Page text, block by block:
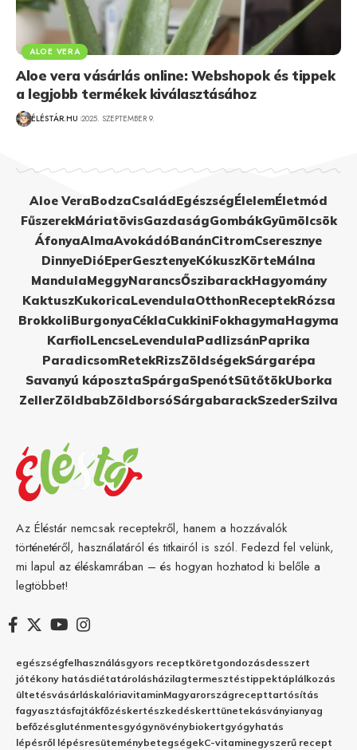
ALOE VERA
Aloe vera vásárlás online: Webshopok és tippek
a legjobb termékek kiválasztásához
ÉLÉSTÁR.HU 2025. SZEPTEMBER 9.
Aloe VeraBodzaCsaládEgészségÉlelemÉletmód
FűszerekMáriatövisGazdaságGombákGyümölcsök
ÁfonyaAlmaAvokádóBanánCitromCseresznye
DinnyeDióEperGesztenyeKókuszKörteMálna
MandulaMeggyNarancsŐszibarackHagyomány
KaktuszKukoricaLevendulaOtthonReceptekRózsa
BrokkoliBurgonyaCéklaCukkiniFokhagymaHagyma
KarfiolLencseLevendulaPadlizsánPaprika
ParadicsomRetekRizsZöldségekSárgarépa
Savanyú káposztaSpárgaSpenótSütőtökUborka
ZellerZöldbabZöldborsóSárgabarackSzederSzilva
Az Éléstár nemcsak receptekről, hanem a hozzávalók
történetéről, használatáról és titkairól is szól. Fedezd fel velünk,
mi lapul az éléskamrában – és hogyan hozhatod ki belőle a
legtöbbet!
egészségfelhasználásgyors receptköretgondozásdesszert
jótékony hatásdiétatárolásházilagtermesztéstippektáplálkozás
ültetésvásárláskalóriavitaminMagyarországrecepttartósítás
fagyasztásfajtákfőzéskertészkedéskerttünetekásványianyag
befőzésgluténmentesgyógynövénybiokertgyógyhatás
lépésről lépésresüteménybetegségekC-vitaminegyszerű recept